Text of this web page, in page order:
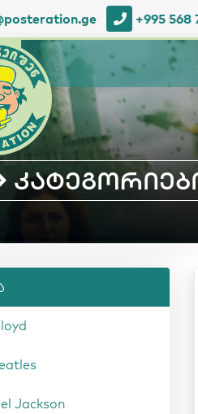
+995 568
Jackson